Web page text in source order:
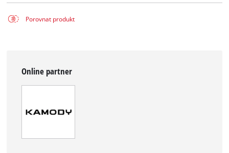
Porovnat produkt
Online partner